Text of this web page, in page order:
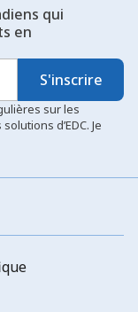
qui
en
S'inscrire
sur les
d’EDC. Je